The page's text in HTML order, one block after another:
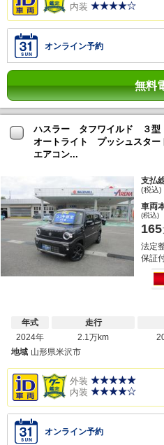
内装
オンライン予約
無料
ハスラー タフワイルド ３
オートライト プッシュスタ
エアコン...
支払
(税込)
車両
(税込)
165
法定
保証
年式
2024年
走行
2.1万km
地域 山形県米沢市
外装
内装
オンライン予約